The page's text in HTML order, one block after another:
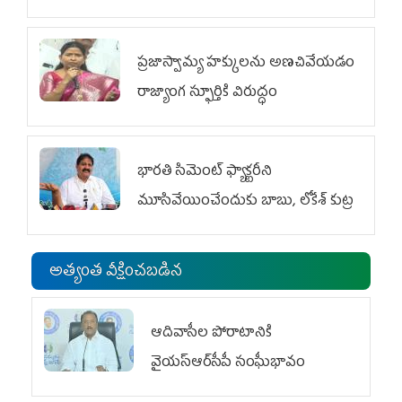
ప్రజాస్వామ్య హక్కులను అణచివేయడం
రాజ్యాంగ స్ఫూర్తికి విరుద్ధం
భారతి సిమెంట్ ఫ్యాక్టరీని
మూసివేయించేందుకు బాబు, లోకేశ్ కుట్ర
అత్యంత వీక్షించబడిన
ఆదివాసీల పోరాటానికి
వైయ‌స్ఆర్‌సీపీ సంఘీభావం